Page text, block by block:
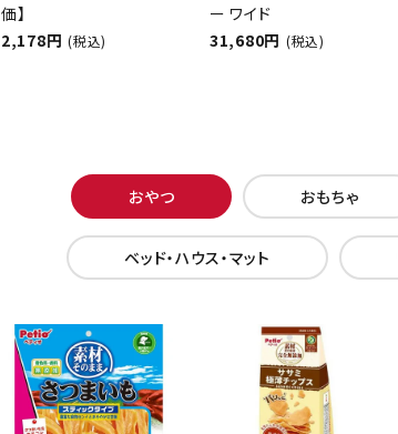
価】
2,178円 (税込)
ー ワイド
31,680円 (税込)
おやつ おもちゃ
ベッド・ハウス・マット